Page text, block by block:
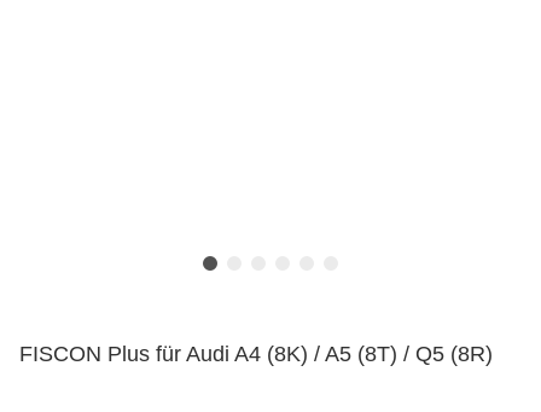
FISCON Plus für Audi A4 (8K) / A5 (8T) / Q5 (8R)